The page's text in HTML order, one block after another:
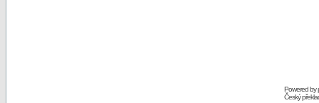
Powered by
Český